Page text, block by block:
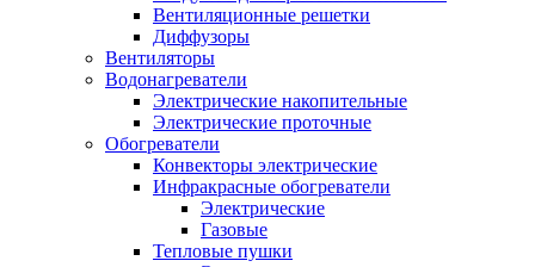
Вентиляционные решетки
Диффузоры
Вентиляторы
Водонагреватели
Электрические накопительные
Электрические проточные
Обогреватели
Конвекторы электрические
Инфракрасные обогреватели
Электрические
Газовые
Тепловые пушки